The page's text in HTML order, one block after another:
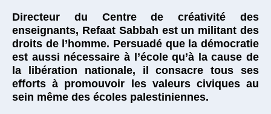
Directeur du Centre de créativité des
enseignants, Refaat Sabbah est un militant des
droits de l’homme. Persuadé que la démocratie
est aussi nécessaire à l’école qu’à la cause de
la libération nationale, il consacre tous ses
efforts à promouvoir les valeurs civiques au
sein même des écoles palestiniennes.